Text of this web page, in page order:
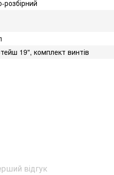
розбірний
19", комплект винтів
відгук